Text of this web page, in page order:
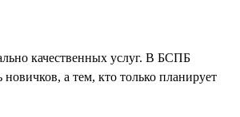
качественных услуг. В БСПБ
а тем, кто только планирует